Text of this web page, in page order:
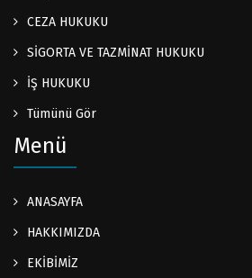
CEZA HUKUKU
SİGORTA VE TAZMİNAT HUKUKU
İŞ HUKUKU
Tümünü Gör
Menü
ANASAYFA
HAKKIMIZDA
EKİBİMİZ